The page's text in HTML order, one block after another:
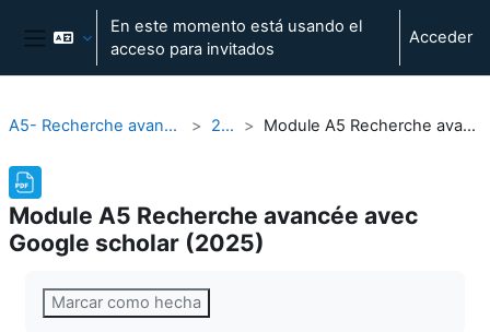
Salta al contenido principal
Panel lateral
En este momento está usando el
acceso para invitados
Acceder
A5- Recherche avancée avec Google Scholar 2024-25 Module A5 Recherche avancée avec Google scholar (2025)
Module A5 Recherche avancée avec
Google scholar (2025)
Marcar como hecha